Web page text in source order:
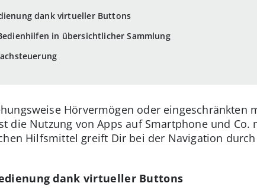
dank virtueller Buttons
in übersichtlicher Sammlung
Hörvermögen oder eingeschränkten
die Nutzung von Apps auf Smartphone und
Hilfsmittel greift Dir bei der Navigation
dank virtueller Buttons